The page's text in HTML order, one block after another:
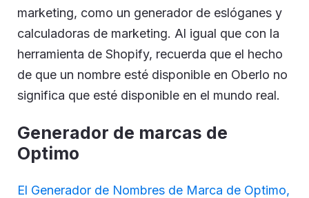
marketing, como un generador de eslóganes y
calculadoras de marketing. Al igual que con la
herramienta de Shopify, recuerda que el hecho
de que un nombre esté disponible en Oberlo no
significa que esté disponible en el mundo real.
Generador de marcas de
Optimo
El Generador de Nombres de Marca de Optimo,